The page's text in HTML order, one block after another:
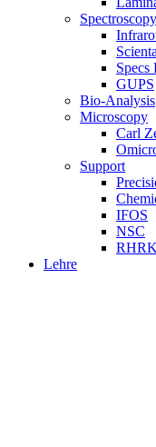
Spectroscopy
Specs
GUPS
Bio-Analysis
Microscopy
Carl
Support
IFOS
NSC
Lehre